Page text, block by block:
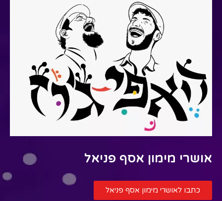
אושרי מימון אסף פניאל
כתבו לאושרי מימון אסף פניאל